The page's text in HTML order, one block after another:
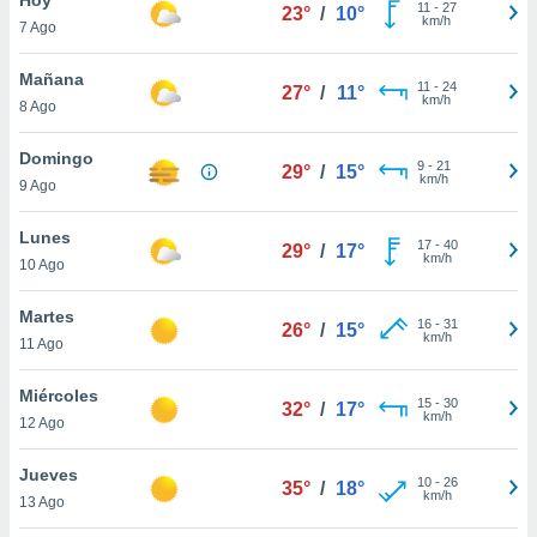
en
más
nuestra
de
cookies
aceptar
7 Ago
23° / 10° 11 - 27
km/h
Mañana
8 Ago
27° / 11° 11 - 24
km/h
Domingo
9 Ago
29° / 15° 9- 21
km/h
Lunes
10 Ago
29° / 17° 17- 40
km/h
Martes
11 Ago
26° / 15° 16- 31
km/h
Miércoles
12 Ago
32° / 17° 15- 30
km/h
Jueves
13 Ago
35° / 18° 10- 26
km/h